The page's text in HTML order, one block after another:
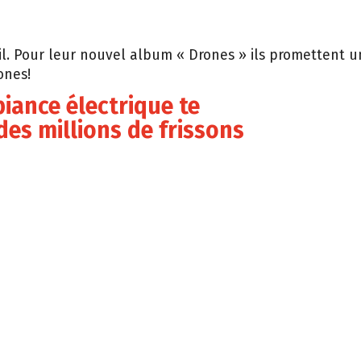
Pour leur nouvel album « Drones » ils promettent
électrique te
millions de frissons